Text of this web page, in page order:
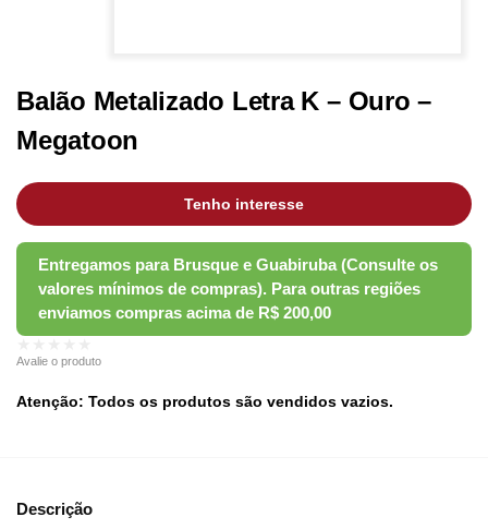
Balão Metalizado Letra K – Ouro –
Megatoon
Tenho interesse
Avalie o produto
Atenção: Todos os produtos são vendidos vazios.
Descrição